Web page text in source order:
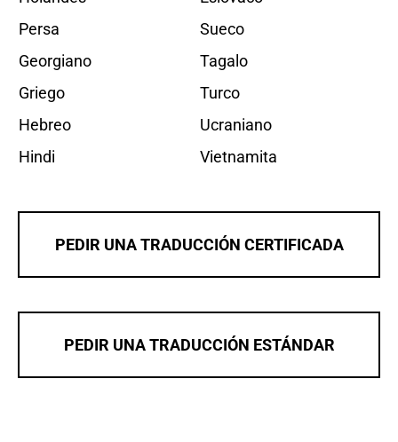
Persa
Georgiano
Griego
Hebreo
Hindi
Sueco
Tagalo
Turco
Ucraniano
Vietnamita
PEDIR UNA TRADUCCIÓN CERTIFICADA
PEDIR UNA TRADUCCIÓN ESTÁNDAR